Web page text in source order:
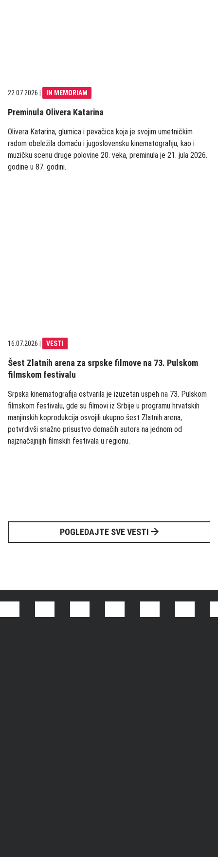
22.07.2026 IN MEMORIAM
Preminula Olivera Katarina
Olivera Katarina, glumica i pevačica koja je svojim umetničkim
radom obeležila domaću i jugoslovensku kinematografiju, kao i
muzičku scenu druge polovine 20. veka, preminula je 21. jula 2026.
godine u 87. godini.
16.07.2026 VESTI
Šest Zlatnih arena za srpske filmove na 73. Pulskom
filmskom festivalu
Srpska kinematografija ostvarila je izuzetan uspeh na 73. Pulskom
filmskom festivalu, gde su filmovi iz Srbije u programu hrvatskih
manjinskih koprodukcija osvojili ukupno šest Zlatnih arena,
potvrdivši snažno prisustvo domaćih autora na jednom od
najznačajnijih filmskih festivala u regionu.
POGLEDAJTE SVE VESTI